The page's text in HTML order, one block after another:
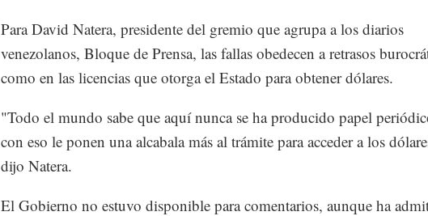
Para David Natera, presidente del gremio que agrupa a los diarios
venezolanos, Bloque de Prensa, las fallas obedecen a retrasos
como en las licencias que otorga el Estado para obtener dólares.
"Todo el mundo sabe que aquí nunca se ha producido papel
con eso le ponen una alcabala más al trámite para acceder a los
dijo Natera.
El Gobierno no estuvo disponible para comentarios, aunque ha